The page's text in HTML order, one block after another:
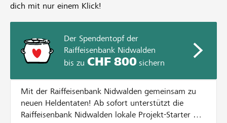
dich mit nur einem Klick!
Der Spendentopf der
Raiffeisenbank Nidwalden
bis zu CHF 800sichern
Mit der Raiffeisenbank Nidwalden gemeinsam zu
neuen Heldentaten! Ab sofort unterstützt die
Raiffeisenbank Nidwalden lokale Projekt-Starter mit